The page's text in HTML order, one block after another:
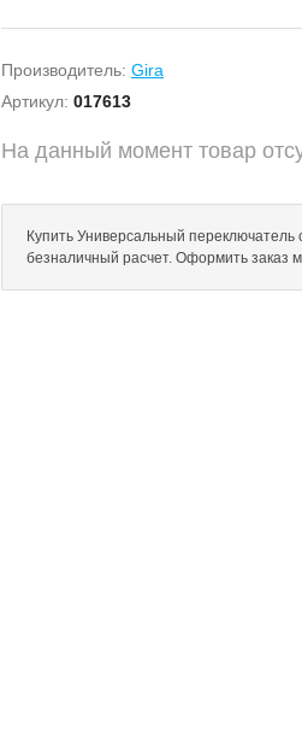
Производитель: Gira
Артикул: 017613
На данный момент товар
Купить Универсальный переключатель
безналичный расчет. Оформить заказ